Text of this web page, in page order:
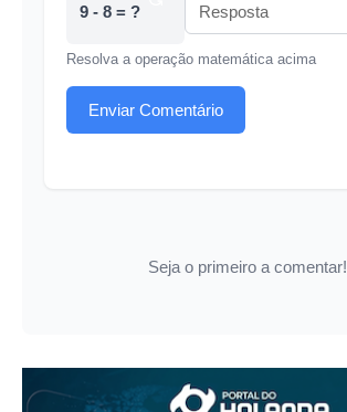
9 - 8 = ?
Resolva a operação matemática acima
Enviar Comentário
Seja o primeiro a comentar!